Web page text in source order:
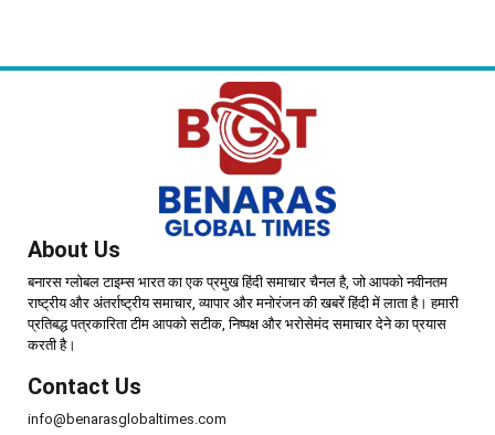
About Us
बनारस ग्लोबल टाइम्स भारत का एक प्रमुख हिंदी समाचार चैनल है, जो आपको नवीनतम
राष्ट्रीय और अंतर्राष्ट्रीय समाचार, व्यापार और मनोरंजन की खबरें हिंदी में लाता है। हमारी
प्रतिबद्ध पत्रकारिता टीम आपको सटीक, निष्पक्ष और भरोसेमंद समाचार देने का प्रयास
करती है।
Contact Us
info@benarasglobaltimes.com